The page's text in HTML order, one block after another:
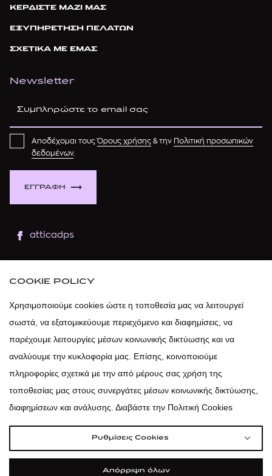
ΚΕΡΔΙΣΤΕ ΜΑΖΙ ΜΑΣ
ΕΞΥΠΗΡΕΤΗΣΗ ΠΕΛΑΤΩΝ
ΣΧΕΤΙΚΑ ΜΕ ΕΜΑΣ
Newsletter
ΕΓΓΡΑΦΗ
Αποδέχομαι τουςΌρους χρήσης & την Πολιτική προσωπικών
δεδομένων.
atticadps
atticadps
COOKIE POLICY
Χρησιμοποιούμε cookies ώστε η τοποθεσία μας να λειτουργεί
σωστά, να εξατομικεύουμε περιεχόμενο και διαφημίσεις, να
παρέχουμε λειτουργίες μέσων κοινωνικής δικτύωσης και να
αναλύουμε την κυκλοφορία μας. Επίσης, κοινοποιούμε
πληροφορίες σχετικά με την από μέρους σας χρήση της
τοποθεσίας μας στους συνεργάτες μέσων κοινωνικής δικτύωσης,
διαφημίσεων και ανάλυσης. Διαβάστε την Πολιτική Cookies
Ρυθμίσεις Cookies
Απόρριψη όλων